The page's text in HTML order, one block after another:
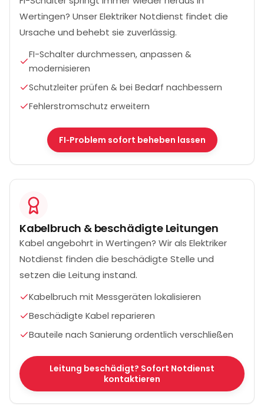
Wertingen? Unser Elektriker Notdienst findet die
Ursache und behebt sie zuverlässig.
FI-Schalter durchmessen, anpassen &
modernisieren
Schutzleiter prüfen & bei Bedarf nachbessern
Fehlerstromschutz erweitern
FI‑Problem sofort beheben lassen
Kabelbruch & beschädigte Leitungen
Kabel angebohrt in Wertingen? Wir als Elektriker
Notdienst finden die beschädigte Stelle und
setzen die Leitung instand.
Kabelbruch mit Messgeräten lokalisieren
Beschädigte Kabel reparieren
Bauteile nach Sanierung ordentlich verschließen
Leitung beschädigt? Sofort Notdienst
kontaktieren